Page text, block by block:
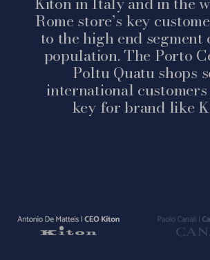
Rome store’s key
to the high end
population. The Porto
Poltu Quatu shops
international
key for brand like
Vai
Vai